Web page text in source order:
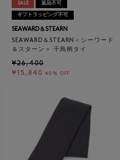
SALE 返品不可
ギフトラッピング不可
SEAWARD＆STEARN
SEAWARD＆STEARN＜シーワード
＆スターン＞ 千鳥柄タイ
¥26,400
¥15,840 40% OFF